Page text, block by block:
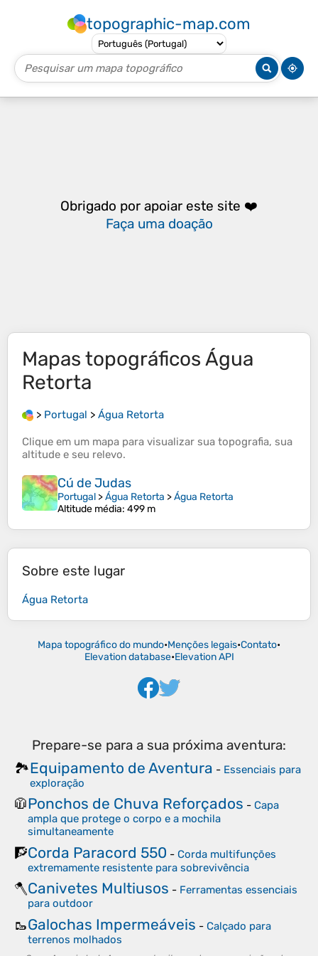
topographic-map.com
Obrigado por apoiar este site ❤️
Faça uma doação
Mapas topográficos Água
Retorta
> Portugal > Água Retorta
Clique em um mapa para visualizar sua topografia, sua
altitude e seu relevo.
Cú de Judas
Portugal >Água Retorta >Água Retorta
Altitude média: 499 m
Sobre este lugar
Água Retorta
Mapa topográfico do mundo•Menções legais•Contato•
Elevation database•Elevation API
Prepare-se para a sua próxima aventura:
🏞️Equipamento de Aventura - Essenciais para
exploração
🧥Ponchos de Chuva Reforçados - Capa
ampla que protege o corpo e a mochila
simultaneamente
🧗Corda Paracord 550 - Corda multifunções
extremamente resistente para sobrevivência
🪓Canivetes Multiusos - Ferramentas essenciais
para outdoor
🥾Galochas Impermeáveis - Calçado para
terrenos molhados